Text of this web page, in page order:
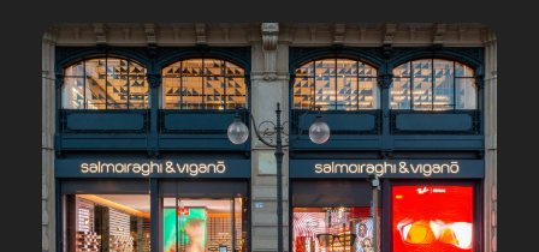
Cliccando su "Iscriviti", confermo di avere più di 16 anni e
acconsento all'utilizzo dei miei Dati Personali da parte di
Luxottica Group S.p.A. per l'invio di offerte speciali, novità
ed altre comunicazioni di carattere pubblicitario (consultare
Informativa sulla privacyper ulteriori informazioni).